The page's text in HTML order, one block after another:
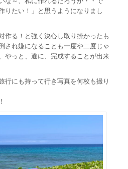
りたい！」と思うようになりまし
作る！と強く決心し取り掛かったも
され嫌になることも一度や二度じゃ
やっと、遂に、完成することが出来
行にも持って行き写真を何枚も撮り